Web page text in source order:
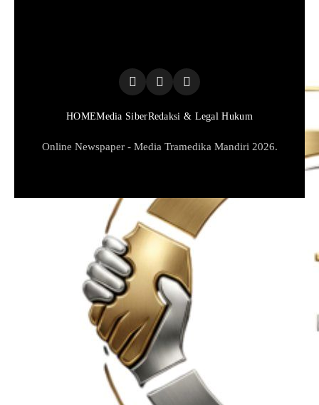
HOMEMedia SiberRedaksi & Legal Hukum
Online Newspaper - Media Tramedika Mandiri 2026.